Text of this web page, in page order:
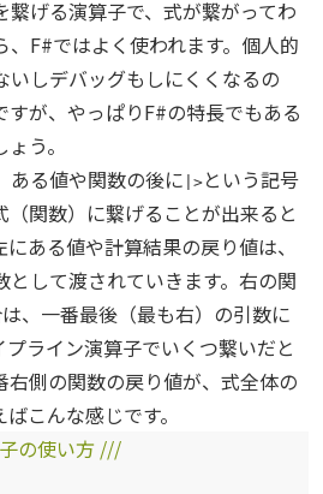
繋げる演算子で、式が繋がってわ
F#ではよく使われます。個人的
いしデバッグもしにくくなるの
すが、やっぱりF#の特長でもある
う。
ある値や関数の後に |> という記号
関数）に繋げることが出来ると
にある値や計算結果の戻り値は、
して渡されていきます。右の関
、一番最後（最も右）の引数に
ライン演算子でいくつ繋いだと
右側の関数の戻り値が、式全体の
こんな感じです。
の使い方 ///